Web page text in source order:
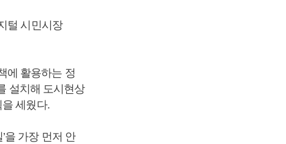
털 시민시장
에 활용하는 정
설치해 도시현상
을 세웠다.
을 가장 먼저 안